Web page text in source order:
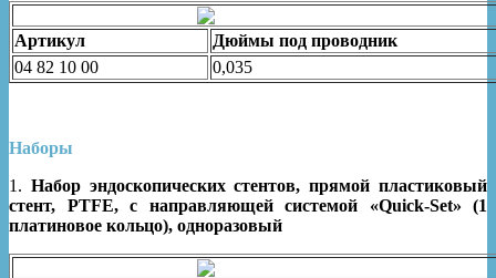
Артикул
Дюймы под проводник
04 82 10 00
0,035
Наборы
1. Набор эндоскопических стентов, прямой пластиковый
стент, PTFE, с направляющей системой «Quick-Set» (1
платиновое кольцо), одноразовый